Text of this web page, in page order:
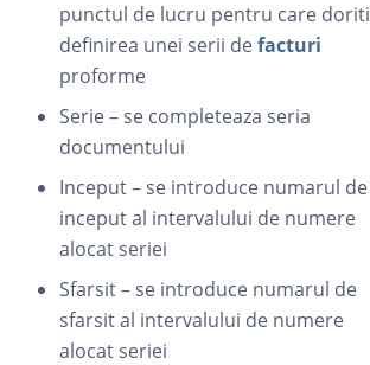
punctul de lucru pentru care doriti
definirea unei serii defacturi
proforme
Serie – se completeaza seria
documentului
Inceput – se introduce numarul de
inceput al intervalului de numere
alocat seriei
Sfarsit – se introduce numarul de
sfarsit al intervalului de numere
alocat seriei